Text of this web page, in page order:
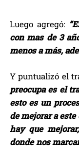
Luego agregó:
con mas de 3
menos a más,
Y puntualizó el
preocupa es el
esto es un
de mejorar a
hay que
donde nos